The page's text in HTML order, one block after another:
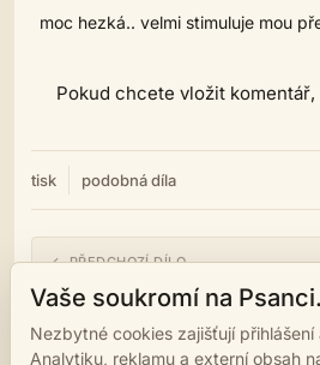
moc hezká.. velmi stimuluje mou
Pokud chcete vložit
tisk podobná díla
← PŘEDCHOZÍ DÍLO
Vyvržen
Vaše soukromí na
Nezbytné cookies zajišťují
Analytiku, reklamu a externí obsah